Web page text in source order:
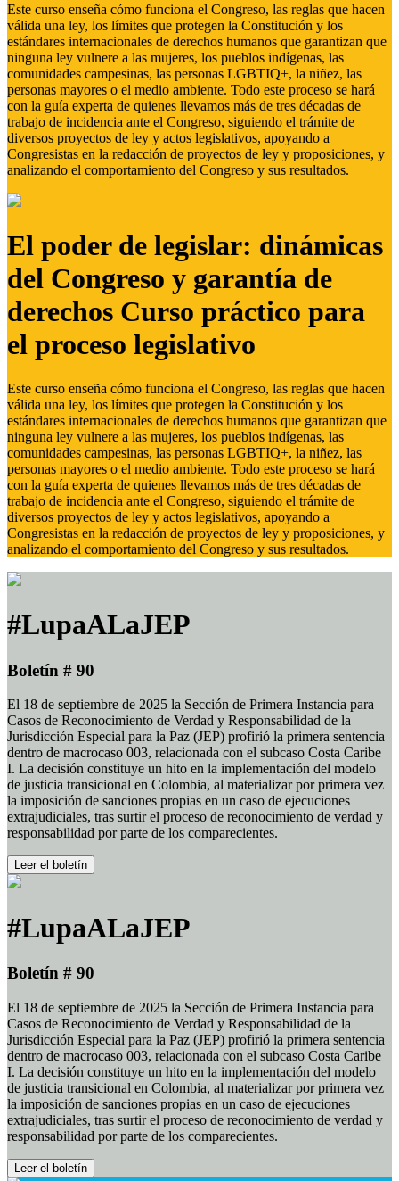
Este curso enseña cómo funciona el Congreso, las reglas que hacen
válida una ley, los límites que protegen la Constitución y los
estándares internacionales de derechos humanos que garantizan que
ninguna ley vulnere a las mujeres, los pueblos indígenas, las
comunidades campesinas, las personas LGBTIQ+, la niñez, las
personas mayores o el medio ambiente. Todo este proceso se hará
con la guía experta de quienes llevamos más de tres décadas de
trabajo de incidencia ante el Congreso, siguiendo el trámite de
diversos proyectos de ley y actos legislativos, apoyando a
Congresistas en la redacción de proyectos de ley y proposiciones, y
analizando el comportamiento del Congreso y sus resultados.
El poder de legislar: dinámicas
del Congreso y garantía de
derechos Curso práctico para
el proceso legislativo
Este curso enseña cómo funciona el Congreso, las reglas que hacen
válida una ley, los límites que protegen la Constitución y los
estándares internacionales de derechos humanos que garantizan que
ninguna ley vulnere a las mujeres, los pueblos indígenas, las
comunidades campesinas, las personas LGBTIQ+, la niñez, las
personas mayores o el medio ambiente. Todo este proceso se hará
con la guía experta de quienes llevamos más de tres décadas de
trabajo de incidencia ante el Congreso, siguiendo el trámite de
diversos proyectos de ley y actos legislativos, apoyando a
Congresistas en la redacción de proyectos de ley y proposiciones, y
analizando el comportamiento del Congreso y sus resultados.
#LupaALaJEP
Boletín # 90
El 18 de septiembre de 2025 la Sección de Primera Instancia para
Casos de Reconocimiento de Verdad y Responsabilidad de la
Jurisdicción Especial para la Paz (JEP) profirió la primera sentencia
dentro de macrocaso 003, relacionada con el subcaso Costa Caribe
I. La decisión constituye un hito en la implementación del modelo
de justicia transicional en Colombia, al materializar por primera vez
la imposición de sanciones propias en un caso de ejecuciones
extrajudiciales, tras surtir el proceso de reconocimiento de verdad y
responsabilidad por parte de los comparecientes.
Leer el boletín
#LupaALaJEP
Boletín # 90
El 18 de septiembre de 2025 la Sección de Primera Instancia para
Casos de Reconocimiento de Verdad y Responsabilidad de la
Jurisdicción Especial para la Paz (JEP) profirió la primera sentencia
dentro de macrocaso 003, relacionada con el subcaso Costa Caribe
I. La decisión constituye un hito en la implementación del modelo
de justicia transicional en Colombia, al materializar por primera vez
la imposición de sanciones propias en un caso de ejecuciones
extrajudiciales, tras surtir el proceso de reconocimiento de verdad y
responsabilidad por parte de los comparecientes.
Leer el boletín